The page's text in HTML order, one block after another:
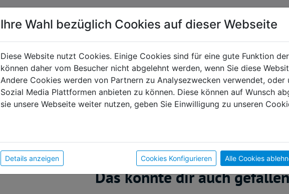
Das könnte dir auch gefallen
Ihre Wahl bezüglich Cookies auf dieser Webseite
Diese Website nutzt Cookies. Einige Cookies sind für eine gute Funktion
können daher vom Besucher nicht abgelehnt werden, wenn Sie diese
Andere Cookies werden von Partnern zu Analysezwecken verwendet, oder
Sozial Media Plattformen anbieten zu können. Diese können auf Wunsch
sie unsere Webseite weiter nutzen, geben Sie Einwilligung zu unseren
Details anzeigen Cookies Konfigurieren Alle Cookies